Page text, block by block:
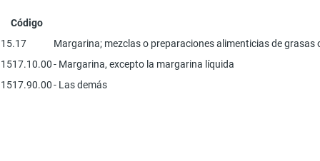
Código
15.17
Margarina; mezclas o preparaciones alimenticias de
1517.10.00- Margarina, excepto la margarina líquida
1517.90.00- Las demás